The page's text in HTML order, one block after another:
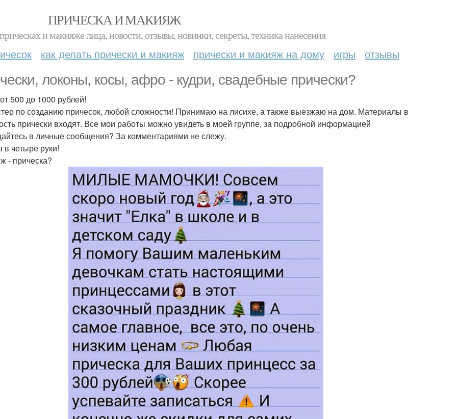
ПРИЧЕСКА И МАКИЯЖ
и макияже лица, новости, отзывы, новинки, секреты, техника нанесения
как делать прически и макияж прически и макияж на дому игры отзывы
локоны, косы, афро - кудри, свадебные прически?
500 до 1000 рублей!
по созданию причесок, любой сложности! Принимаю на лисихе, а также выезжаю на дом. Материалы в
прически входят. Все мои работы можно увидеть в моей группе, за подробной информацией
в личные сообщения? За комментариями не слежу.
четыре руки!
- прическа?